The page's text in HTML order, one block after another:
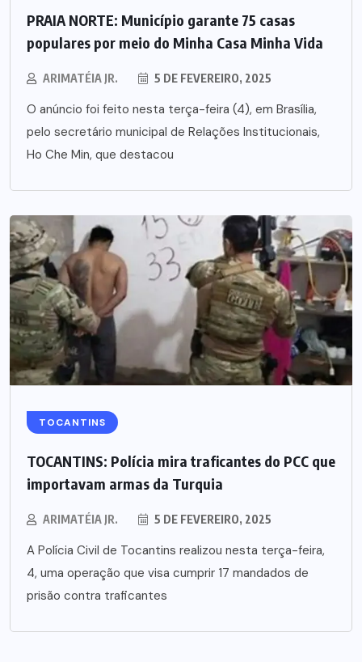
PRAIA NORTE: Município garante 75 casas
populares por meio do Minha Casa Minha Vida
ARIMATÉIA JR. 5 DE FEVEREIRO, 2025
O anúncio foi feito nesta terça-feira (4), em Brasília,
pelo secretário municipal de Relações Institucionais,
Ho Che Min, que destacou
TOCANTINS
TOCANTINS: Polícia mira traficantes do PCC que
importavam armas da Turquia
ARIMATÉIA JR. 5 DE FEVEREIRO, 2025
A Polícia Civil de Tocantins realizou nesta terça-feira,
4, uma operação que visa cumprir 17 mandados de
prisão contra traficantes